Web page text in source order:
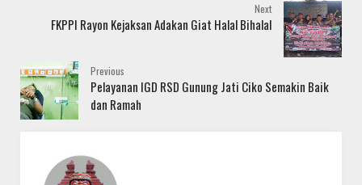
Next
FKPPI Rayon Kejaksan Adakan Giat Halal Bihalal
Previous
Pelayanan IGD RSD Gunung Jati Ciko Semakin Baik
dan Ramah